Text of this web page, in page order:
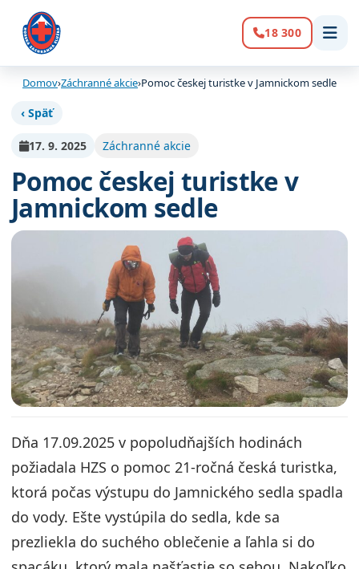
Volanie:
18 300
Domov›Záchranné akcie›Pomoc českej turistke v Jamnickom sedle
‹ Späť
17. 9. 2025 Záchranné akcie
Pomoc českej turistke v
Jamnickom sedle
Dňa 17.09.2025 v popoludňajších hodinách
požiadala HZS o pomoc 21-ročná česká turistka,
ktorá počas výstupu do Jamnického sedla spadla
do vody. Ešte vystúpila do sedla, kde sa
prezliekla do suchého oblečenie a ľahla si do